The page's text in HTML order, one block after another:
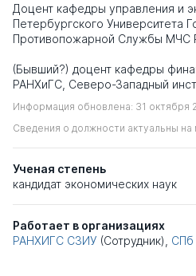
Доцент кафедры управления и
Петербургского Университета
Противопожарной Службы МЧС
(Бывший?) доцент кафедры
РАНХиГС, Северо-Западный
Информация обновлена: 31 октября
Сведения о должности актуальны на
Ученая степень
кандидат экономических наук
Работает в организациях
РАНХИГС СЗИУ (Сотрудник),